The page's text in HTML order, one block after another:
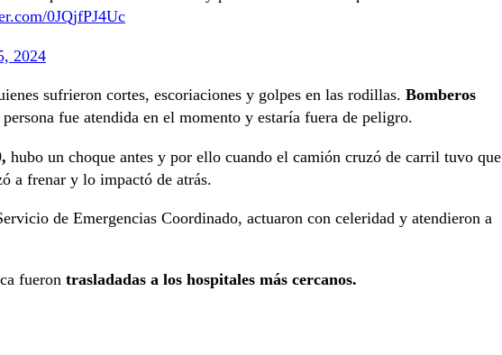
0JQjfPJ4Uc
2024
sufrieron cortes, escoriaciones y golpes en las rodillas. Bomberos
fue atendida en el momento y estaría fuera de peligro.
hubo un choque antes y por ello cuando el camión cruzó de carril tuvo que
a frenar y lo impactó de atrás.
de Emergencias Coordinado, actuaron con celeridad y atendieron a
fueron trasladadas a los hospitales más cercanos.